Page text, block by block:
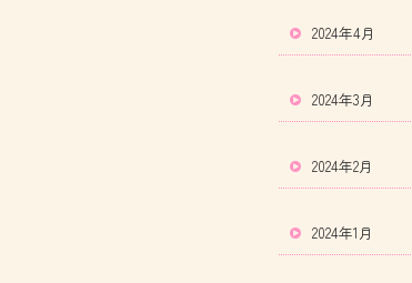
2024年4月
2024年3月
2024年2月
2024年1月